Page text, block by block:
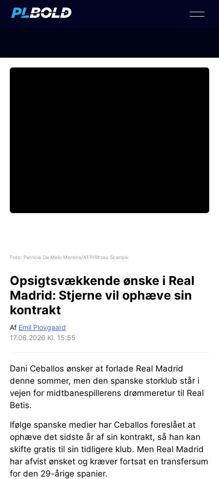
Foto: Patricia De Melo Moreira/AFP/Ritzau Scanpix
Opsigtsvækkende ønske i Real
Madrid: Stjerne vil ophæve sin
kontrakt
Af Emil Plovgaard
17.06.2026 Kl. 15:55
Dani Ceballos ønsker at forlade Real Madrid
denne sommer, men den spanske storklub står i
vejen for midtbanespillerens drømmeretur til Real
Betis.
Ifølge spanske medier har Ceballos foreslået at
ophæve det sidste år af sin kontrakt, så han kan
skifte gratis til sin tidligere klub. Men Real Madrid
har afvist ønsket og kræver fortsat en transfersum
for den 29-årige spanier.